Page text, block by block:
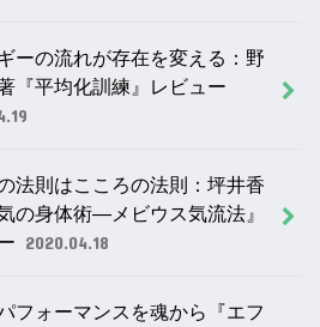
ーの流れが存在を変える：野
『平均化訓練』レビュー
法則はこころの法則：坪井香
の身体術―メビウス気流法』
2020.04.18
フォーマンスを魂から『エフ